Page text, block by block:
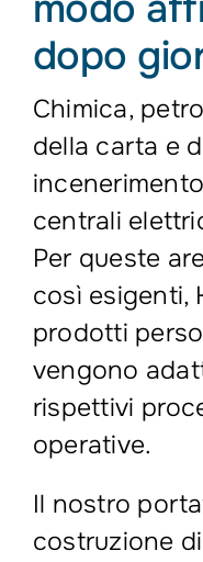
dopo
Chimica,
della carta e
centrali
Per queste
così esigenti,
prodotti
vengono
rispettivi
operative.
Il nostro
costruzione